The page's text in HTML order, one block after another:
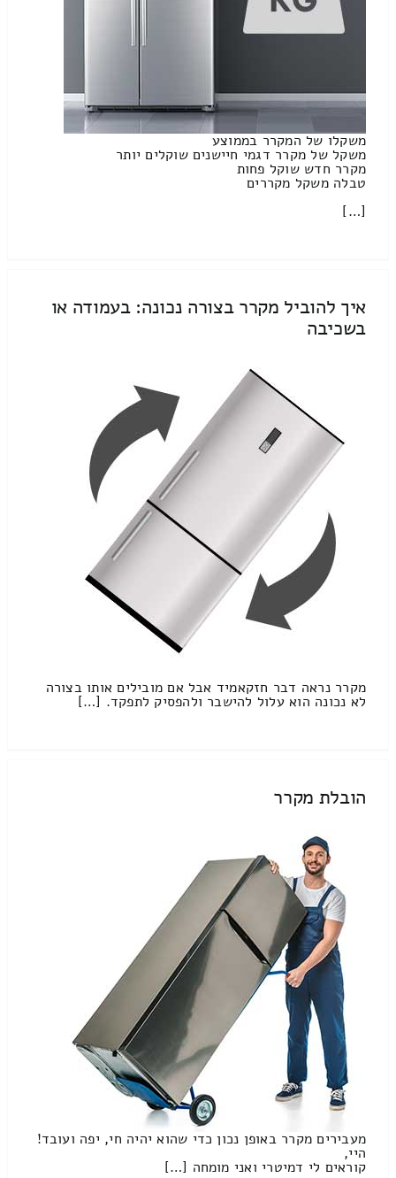
משקלו של המקרר בממוצע
משקל של מקרר דגמי חיישנים שוקלים יותר
מקרר חדש שוקל פחות
טבלה משקל מקררים
[…]
איך להוביל מקרר בצורה נכונה: בעמודה או
בשכיבה
מקרר נראה דבר חזקאמיד אבל אם מובילים אותו בצורה
לא נכונה הוא עלול להישבר ולהפסיק לתפקד. […]
הובלת מקרר
מעבירים מקרר באופן נכון כדי שהוא יהיה חי, יפה ועובד!
היי,
קוראים לי דמיטרי ואני מומחה […]